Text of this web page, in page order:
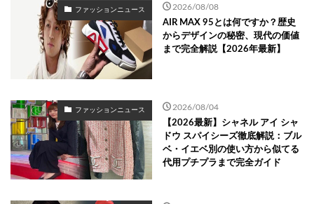
ファッションニュース 2026/08/08
AIR MAX 95とは何ですか？歴史
からデザインの秘密、現代の価値
まで完全解説【2026年最新】
ファッションニュース 2026/08/04
【2026最新】シャネル アイ シャ
ドウ スパイシーズ徹底解説：ブル
ベ・イエベ別の使い方から似てる
代用プチプラまで完全ガイド